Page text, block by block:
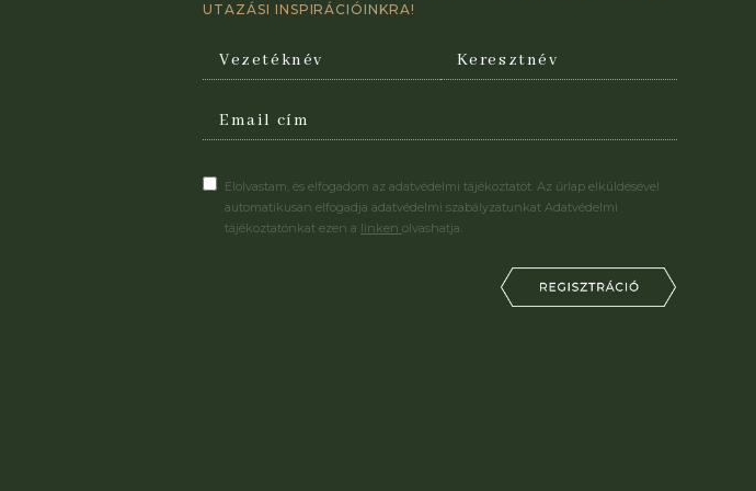
UTAZÁSI INSPIRÁCIÓINKRA!
Elolvastam, és elfogadom az adatvédelmi tájékoztatót. Az űrlap elküldésével
automatikusan elfogadja adatvédelmi szabályzatunkat Adatvédelmi
tájékoztatónkat ezen a linken olvashatja.